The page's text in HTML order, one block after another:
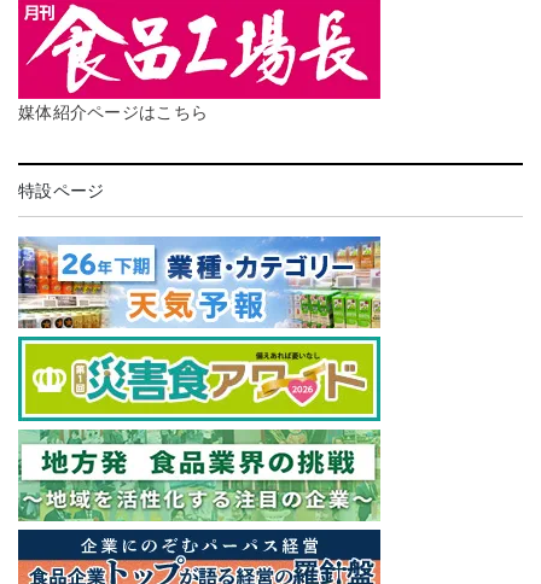
媒体紹介ページはこちら
特設ページ